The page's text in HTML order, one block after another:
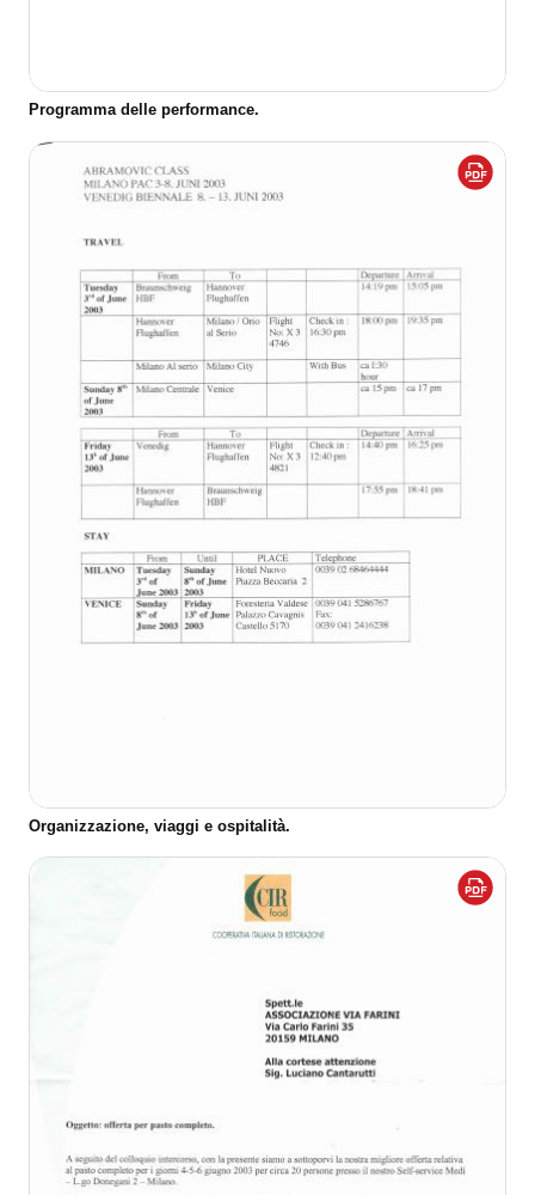
Programma delle performance.
Organizzazione, viaggi e ospitalità.